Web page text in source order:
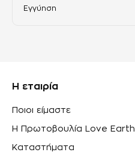
Εγγύηση
Η εταιρία
Ποιοι είμαστε
Η Πρωτοβουλία Love Earth
Καταστήματα